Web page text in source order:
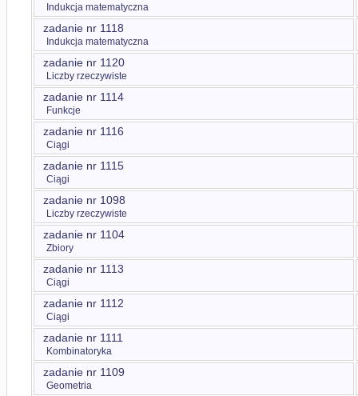
Indukcja matematyczna
zadanie nr 1118
Indukcja matematyczna
zadanie nr 1120
Liczby rzeczywiste
zadanie nr 1114
Funkcje
zadanie nr 1116
Ciągi
zadanie nr 1115
Ciągi
zadanie nr 1098
Liczby rzeczywiste
zadanie nr 1104
Zbiory
zadanie nr 1113
Ciągi
zadanie nr 1112
Ciągi
zadanie nr 1111
Kombinatoryka
zadanie nr 1109
Geometria